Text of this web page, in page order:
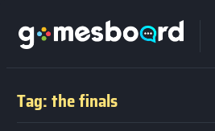
Tag: the finals